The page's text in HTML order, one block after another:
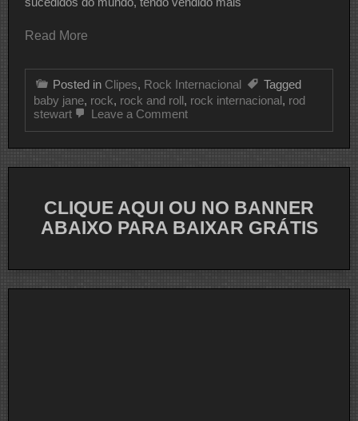
Read More
Posted in Clipes, Rock Internacional
Tagged
baby jane, rock, rock and roll, rock internacional, rod
stewart
Leave a Commenton
ROD
CLIQUE AQUI OU NO BANNER
ABAIXO PARA BAIXAR GRÁTIS